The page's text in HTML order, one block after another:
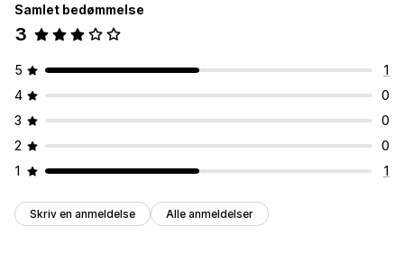
Samlet bedømmelse
3
5
1
4
0
3
0
2
0
1
1
Skriv en anmeldelse Alle anmeldelser